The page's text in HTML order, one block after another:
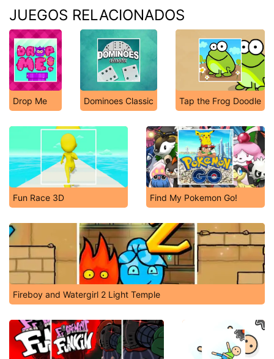
JUEGOS RELACIONADOS
Drop Me Dominoes Classic Tap the Frog Doodle
Fun Race 3D Find My Pokemon Go!
Fireboy and Watergirl 2 Light Temple